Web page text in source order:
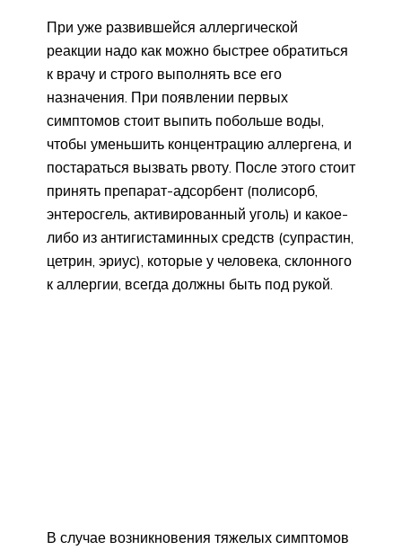
При уже развившейся аллергической
реакции надо как можно быстрее обратиться
к врачу и строго выполнять все его
назначения. При появлении первых
симптомов стоит выпить побольше воды,
чтобы уменьшить концентрацию аллергена, и
постараться вызвать рвоту. После этого стоит
принять препарат-адсорбент (полисорб,
энтеросгель, активированный уголь) и какое-
либо из антигистаминных средств (супрастин,
цетрин, эриус), которые у человека, склонного
к аллергии, всегда должны быть под рукой.
В случае возникновения тяжелых симптомов